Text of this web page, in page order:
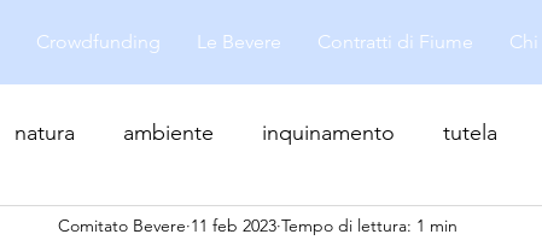
Crowdfunding Le Bevere Contratti di Fiume
natura ambiente inquinamento tutela
Comitato Bevere 11 feb 2023 Tempo di lettura: 1 min